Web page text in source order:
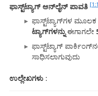
ಫಾಸ್ಟ್‌ಟ್ಯಾಗ್ ಆನ್‌ಲೈನ್ ಪಾವತಿ
ಫಾಸ್ಟ್‌ಟ್ಯಾಗ್‌ಗಳ ಮೂಲಕ
ಟ್ಯಾಗ್‌ಗಳನ್ನುಈಗಾಗಲೇ
ಫಾಸ್ಟ್‌ಟ್ಯಾಗ್
ಸಾಧಿಸಲಾಗುವುದು
ಉಲ್ಲೇಖಗಳು: